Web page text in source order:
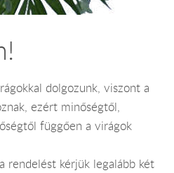
dolgozunk, viszont a
ezért minőségtől,
függően a virágok
rendelést kérjük legalább két